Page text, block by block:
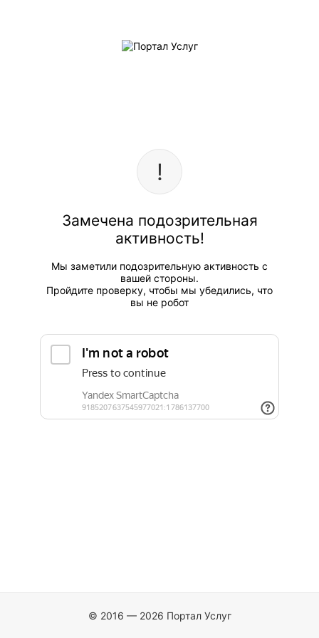
Замечена подозрительная
активность!
Мы заметили подозрительную активность с
вашей стороны.
Пройдите проверку, чтобы мы убедились, что
вы не робот
© 2016 — 2026 Портал Услуг